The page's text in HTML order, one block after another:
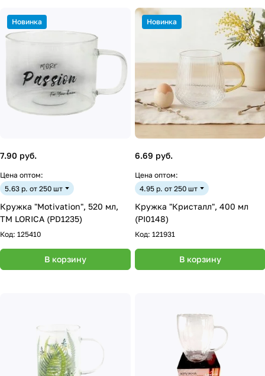
Новинка
7.90 руб.
Цена оптом:
5.63 р. от 250 шт
Кружка "Motivation", 520 мл,
ТМ LORICA (PD1235)
Код: 125410
В корзину
Новинка
6.69 руб.
Цена оптом:
4.95 р. от 250 шт
Кружка "Кристалл", 400 мл
(PI0148)
Код: 121931
В корзину